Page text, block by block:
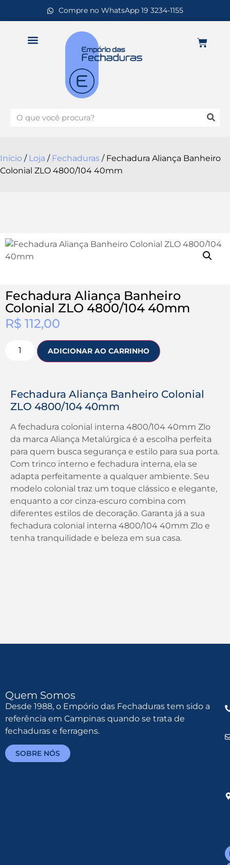
Compre no WhatsApp 19 3234-1155
Início / Loja / Fechaduras / Fechadura Aliança Banheiro
Colonial ZLO 4800/104 40mm
Fechadura Aliança Banheiro
Colonial ZLO 4800/104 40mm
R$ 112,00
ADICIONAR AO CARRINHO
Fechadura Aliança Banheiro Colonial
ZLO 4800/104 40mm
A fechadura colonial interna 4800/104 40mm Zlo
da marca Aliança Metalúrgica é a escolha perfeita
para quem busca segurança e estilo para sua porta.
Com trinco interno e fechadura interna, ela se
adapta perfeitamente a qualquer ambiente. Seu
modelo colonial traz um toque clássico e elegante,
enquanto a cor cinza-escuro combina com
diferentes estilos de decoração. Garanta já a sua
fechadura colonial interna 4800/104 40mm Zlo e
tenha tranquilidade e beleza em sua casa.
Quem Somos
Desde 1988, o Empório das Fechaduras tem sido a
referência em Campinas quando se trata de
fechaduras e ferragens.
SOBRE NÓS